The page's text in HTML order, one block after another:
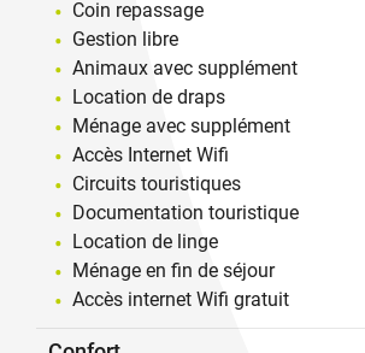
Coin repassage
Gestion libre
Animaux avec supplément
Location de draps
Ménage avec supplément
Accès Internet Wifi
Circuits touristiques
Documentation touristique
Location de linge
Ménage en fin de séjour
Accès internet Wifi gratuit